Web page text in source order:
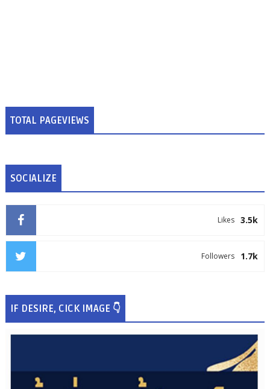
TOTAL PAGEVIEWS
SOCIALIZE
3.5k
Likes
1.7k
Followers
IF DESIRE, CICK IMAGE 👇